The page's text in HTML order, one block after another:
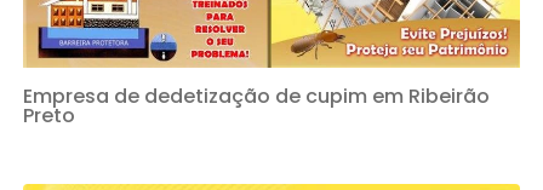
Empresa de dedetização de cupim em Ribeirão
Preto